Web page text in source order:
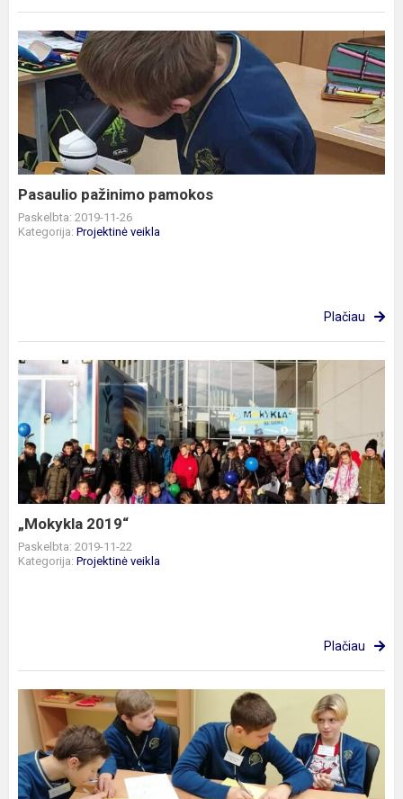
Pasaulio
pažinimo
pamokos
Pasaulio pažinimo pamokos
Paskelbta: 2019-11-26
Kategorija: Projektinė veikla
Plačiau
„Mokykla
2019“
„Mokykla 2019“
Paskelbta: 2019-11-22
Kategorija: Projektinė veikla
Plačiau
Greitas,
pigus
sveikas
patiekalas